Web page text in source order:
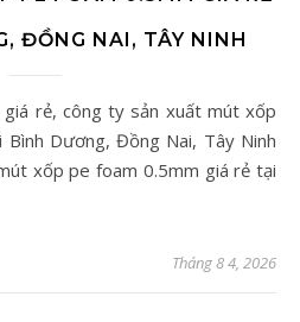
ĐỒNG NAI, TÂY NINH
Dương, Đồng Nai, Tây Ninh
xốp pe foam 0.5mm giá rẻ tại
Tháng 8 4, 2026